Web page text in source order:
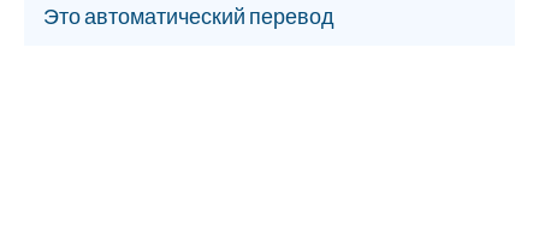
Это автоматический перевод